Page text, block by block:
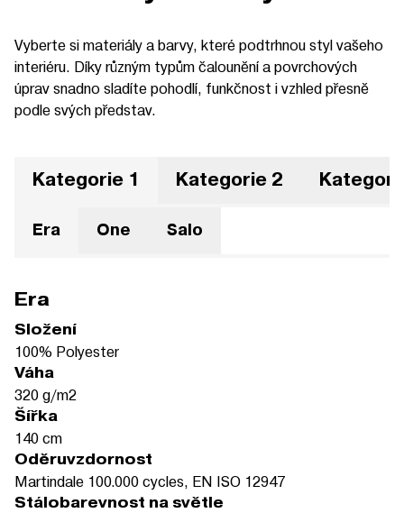
Vyberte si materiály a barvy, které podtrhnou styl vašeho
interiéru. Díky různým typům čalounění a povrchových
úprav snadno sladíte pohodlí, funkčnost i vzhled přesně
podle svých představ.
Kategorie 1 Kategorie 2
Era One Salo
Era
Složení
100% Polyester
Váha
320 g/m2
Šířka
140 cm
Oděruvzdornost
Martindale 100.000 cycles, EN ISO 12947
Stálobarevnost na světle